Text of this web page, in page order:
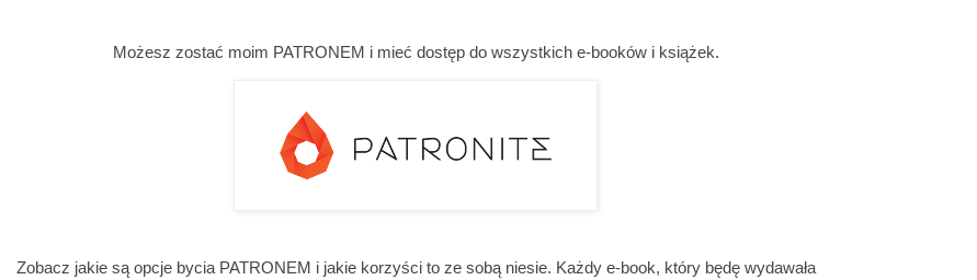
Możesz zostać moim PATRONEM i mieć dostęp do wszystkich e-booków i książek.
Zobacz jakie są opcje bycia PATRONEM i jakie korzyści to ze sobą niesie. Każdy e-book, który będę wydawała